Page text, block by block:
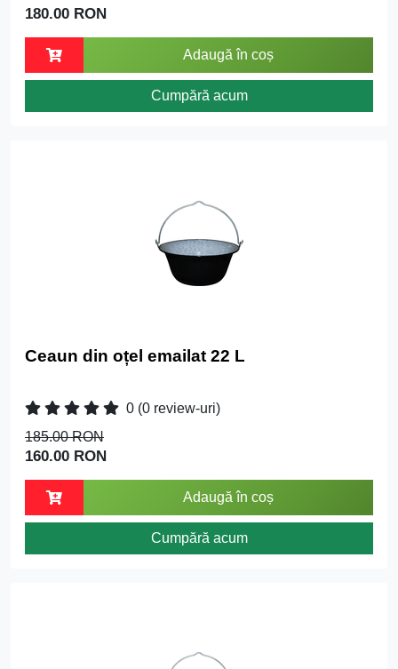
180.00 RON
Adaugă în coș
Cumpără acum
Ceaun din oțel emailat 22 L
0 (0 review-uri)
185.00 RON
160.00 RON
Adaugă în coș
Cumpără acum